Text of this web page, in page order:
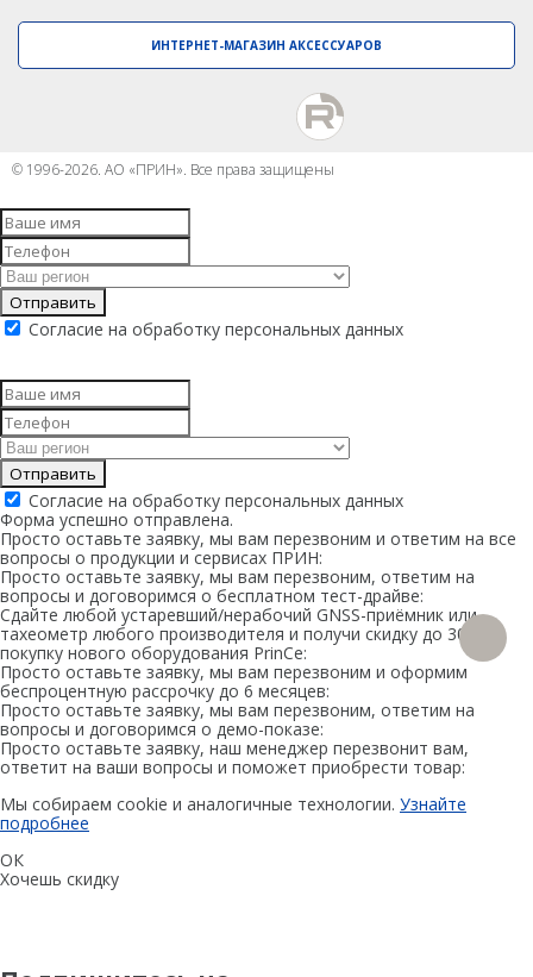
EFIX
Трассоискатели
RidGid
Сталкер
Техно-АС
Программы
PrinCe
Credo
Trimble
Spectra Precision
Agisoft
Аксессуары
Агро
САУ
Системы на экскаваторы
Системы на грейдеры
Системы на бульдозеры
БПВА Apache 4 Lite
ГБО
Датчик качества воды
РАСПРОДАЖА
ИНТЕРНЕТ-МАГАЗИН АКСЕССУАРОВ
© 1996-2026. АО «ПРИН». Все права защищены
Отправить
Согласие на обработку персональных данных
Отправить
Согласие на обработку персональных данных
Форма успешно отправлена.
Просто оставьте заявку, мы вам перезвоним и ответим на все
вопросы о продукции и сервисах ПРИН:
Просто оставьте заявку, мы вам перезвоним, ответим на
вопросы и договоримся о бесплатном тест-драйве:
Сдайте любой устаревший/нерабочий GNSS-приёмник или
тахеометр любого производителя и получи скидку до 30% на
покупку нового оборудования PrinCe:
Просто оставьте заявку, мы вам перезвоним и оформим
беспроцентную рассрочку до 6 месяцев:
Просто оставьте заявку, мы вам перезвоним, ответим на
вопросы и договоримся о демо-показе:
Просто оставьте заявку, наш менеджер перезвонит вам,
ответит на ваши вопросы и поможет приобрести товар:
Мы собираем cookie и аналогичные технологии. Узнайте
подробнее
ОК
Хочешь скидку